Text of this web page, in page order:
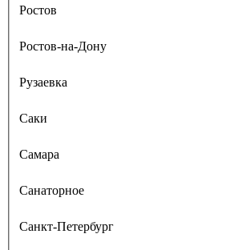
Ростов
Ростов-на-Дону
Рузаевка
Саки
Самара
Санаторное
Санкт-Петербург